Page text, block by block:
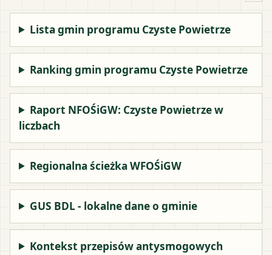
Lista gmin programu Czyste Powietrze
Ranking gmin programu Czyste Powietrze
Raport NFOŚiGW: Czyste Powietrze w
liczbach
Regionalna ścieżka WFOŚiGW
GUS BDL - lokalne dane o gminie
Kontekst przepisów antysmogowych